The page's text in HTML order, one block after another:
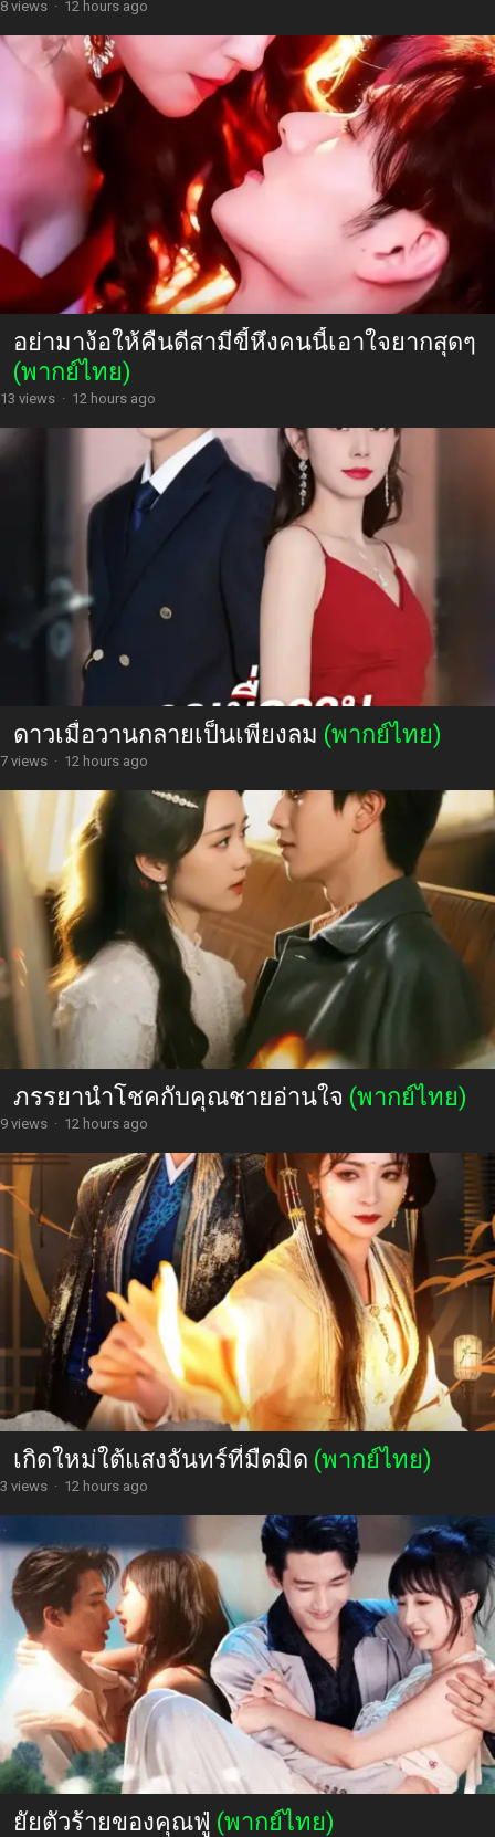
8 views · 12 hours ago
อย่ามาง้อให้คืนดีสามีขี้หึงคนนี้เอาใจยากสุดๆ
(พากย์ไทย)
13 views · 12 hours ago
ดาวเมื่อวานกลายเป็นเพียงลม (พากย์ไทย)
7 views · 12 hours ago
ภรรยานำโชคกับคุณชายอ่านใจ (พากย์ไทย)
9 views · 12 hours ago
เกิดใหม่ใต้แสงจันทร์ที่มืดมิด (พากย์ไทย)
3 views · 12 hours ago
ยัยตัวร้ายของคุณฟู่ (พากย์ไทย)